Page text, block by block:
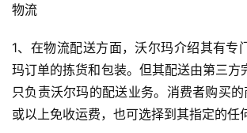
物流
1、在物流配送方面，沃尔玛介绍其有专
玛订单的拣货和包装。但其配送由第三方
只负责沃尔玛的配送业务。消费者购买
或以上免收运费，也可选择到其指定的任